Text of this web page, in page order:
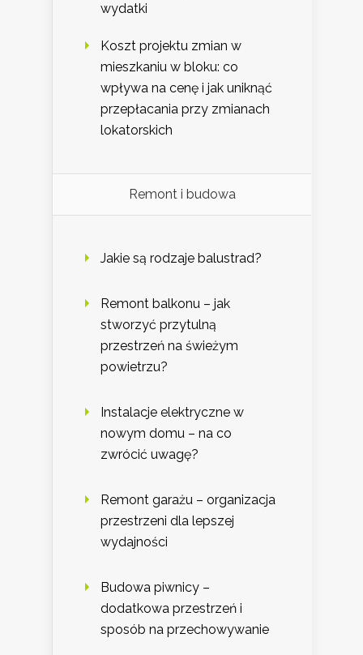
wydatki
Koszt projektu zmian w
mieszkaniu w bloku: co
wpływa na cenę i jak uniknąć
przepłacania przy zmianach
lokatorskich
Remont i budowa
Jakie są rodzaje balustrad?
Remont balkonu – jak
stworzyć przytulną
przestrzeń na świeżym
powietrzu?
Instalacje elektryczne w
nowym domu – na co
zwrócić uwagę?
Remont garażu – organizacja
przestrzeni dla lepszej
wydajności
Budowa piwnicy –
dodatkowa przestrzeń i
sposób na przechowywanie